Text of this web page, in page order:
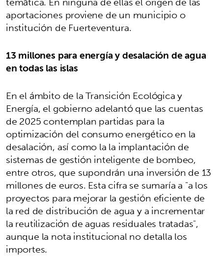
aportaciones proviene de un municipio o
institución de Fuerteventura.
13 millones para energía y desalación de agua
en todas las islas
En el ámbito de la Transición Ecológica y
Energía, el gobierno adelantó que las cuentas
de 2025 contemplan partidas para la
optimización del consumo energético en la
desalación, así como la la implantación de
sistemas de gestión inteligente de bombeo,
entre otros, que supondrán una inversión de 13
millones de euros. Esta cifra se sumaría a "a los
proyectos para mejorar la gestión eficiente de
la red de distribución de agua y a incrementar
la reutilización de aguas residuales tratadas",
aunque la nota institucional no detalla los
importes.